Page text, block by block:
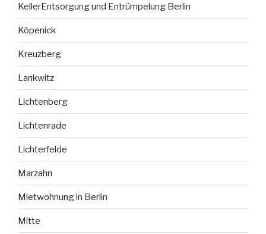
KellerEntsorgung und Entrümpelung Berlin
Köpenick
Kreuzberg
Lankwitz
Lichtenberg
Lichtenrade
Lichterfelde
Marzahn
Mietwohnung in Berlin
Mitte